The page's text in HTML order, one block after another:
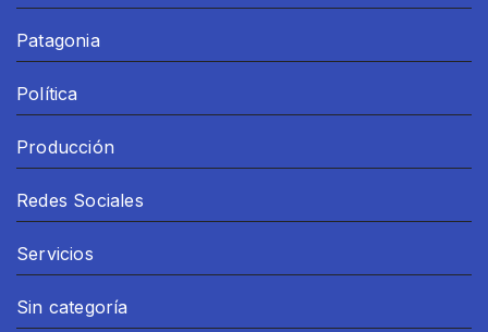
Patagonia
Política
Producción
Redes Sociales
Servicios
Sin categoría